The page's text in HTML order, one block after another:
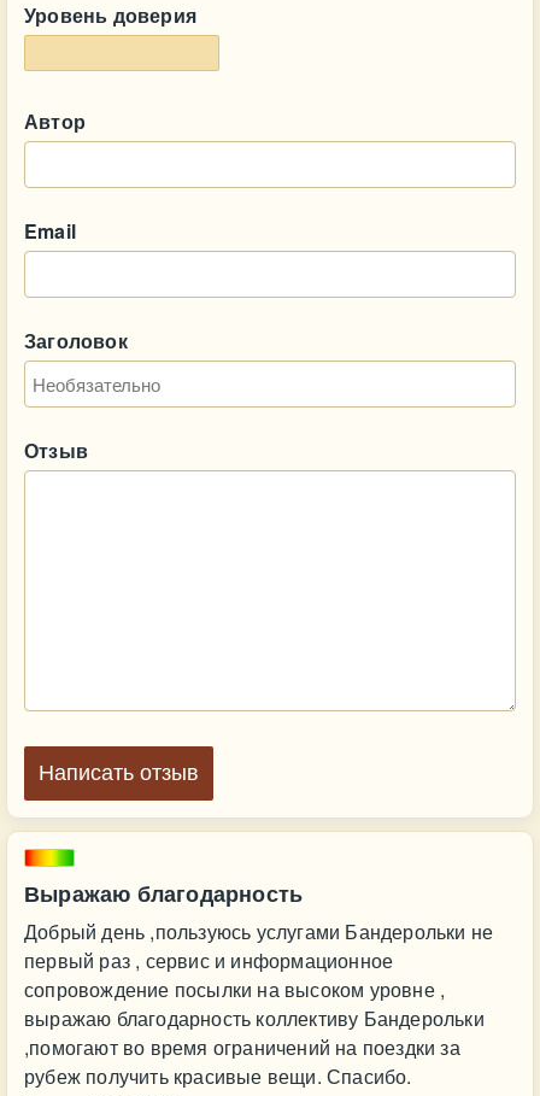
Выражаю благодарность
Добрый день ,пользуюсь услугами Бандерольки не
первый раз , сервис и информационное
сопровождение посылки на высоком уровне ,
выражаю благодарность коллективу Бандерольки
,помогают во время ограничений на поездки за
рубеж получить красивые вещи. Спасибо.
Уровень доверия
Автор
Email
Заголовок
Отзыв
Написать отзыв